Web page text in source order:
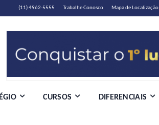
(11) 4962-5555 Trabalhe Conosco Mapa de Localização
CURSOS DIFERENCIAIS